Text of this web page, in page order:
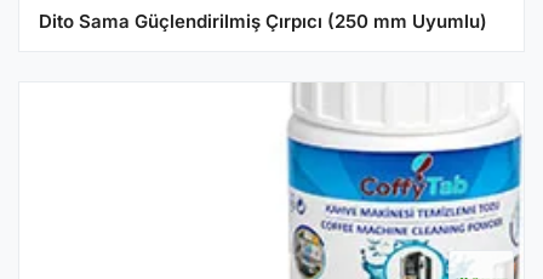
Dito Sama Güçlendirilmiş Çırpıcı (250 mm Uyumlu)